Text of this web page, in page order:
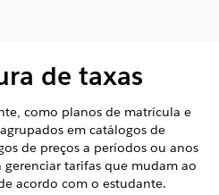
de taxas
como planos de matrícula e
em catálogos de
de preços a períodos ou anos
gerenciar tarifas que mudam ao
acordo com o estudante.